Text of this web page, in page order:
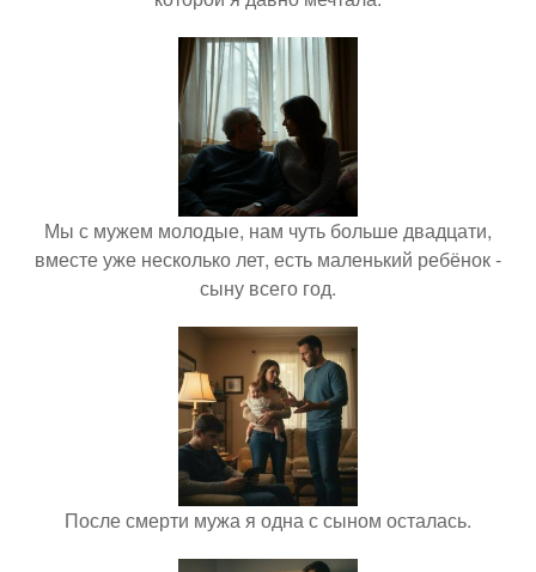
Мы с мужем молодые, нам чуть больше двадцати,
вместе уже несколько лет, есть маленький ребёнок -
сыну всего год.
После смерти мужа я одна с сыном осталась.